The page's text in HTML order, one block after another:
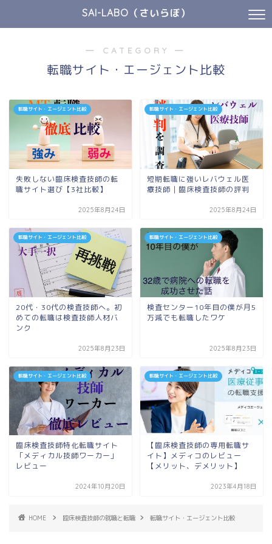
SAI-LABO（さいらぼ）
― CATEGORY ―
転職サイト・エージェント比較
転職サイト・エージェント比較
失敗しない臨床検査技師の転
職サイト選び【3社比較】
2025年8月24日
転職サイト・エージェント比較
短期転職に強いレバウェル医
療技師｜臨床検査技師の評判
2025年8月24日
転職サイト・エージェント比較
20代・30代の検査技師へ。初
めての転職は検査技師人材バ
ンク
2025年8月23日
転職サイト・エージェント比較
検査センター10年目の僕が月5
万減でも転職したワケ
2025年8月23日
転職サイト・エージェント比較
臨床検査技師特化転職サイト
「メディカル技師ワーカー」
レビュー
2024年10月20日
転職サイト・エージェント比較
【臨床検査技師の専用転職サ
イト】メディコのレビュー
【メリット、デメリット】
2023年4月18日
HOME 臨床検査技師の就職と転職 転職サイト・エージェント比較